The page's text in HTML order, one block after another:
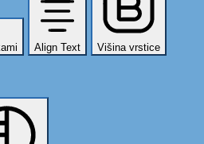
Align Text Višina vrstice